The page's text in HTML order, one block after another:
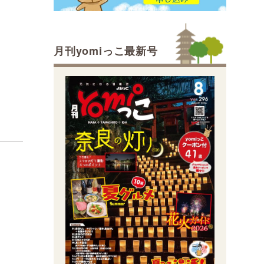
月刊yomiっこ最新号